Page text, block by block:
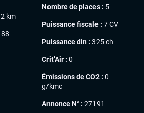
km
Nombre de places : 5
Puissance fiscale : 7 CV
Puissance din : 325 ch
Crit’Air : 0
Émissions de CO2 : 0
g/kmc
Annonce N° : 27191